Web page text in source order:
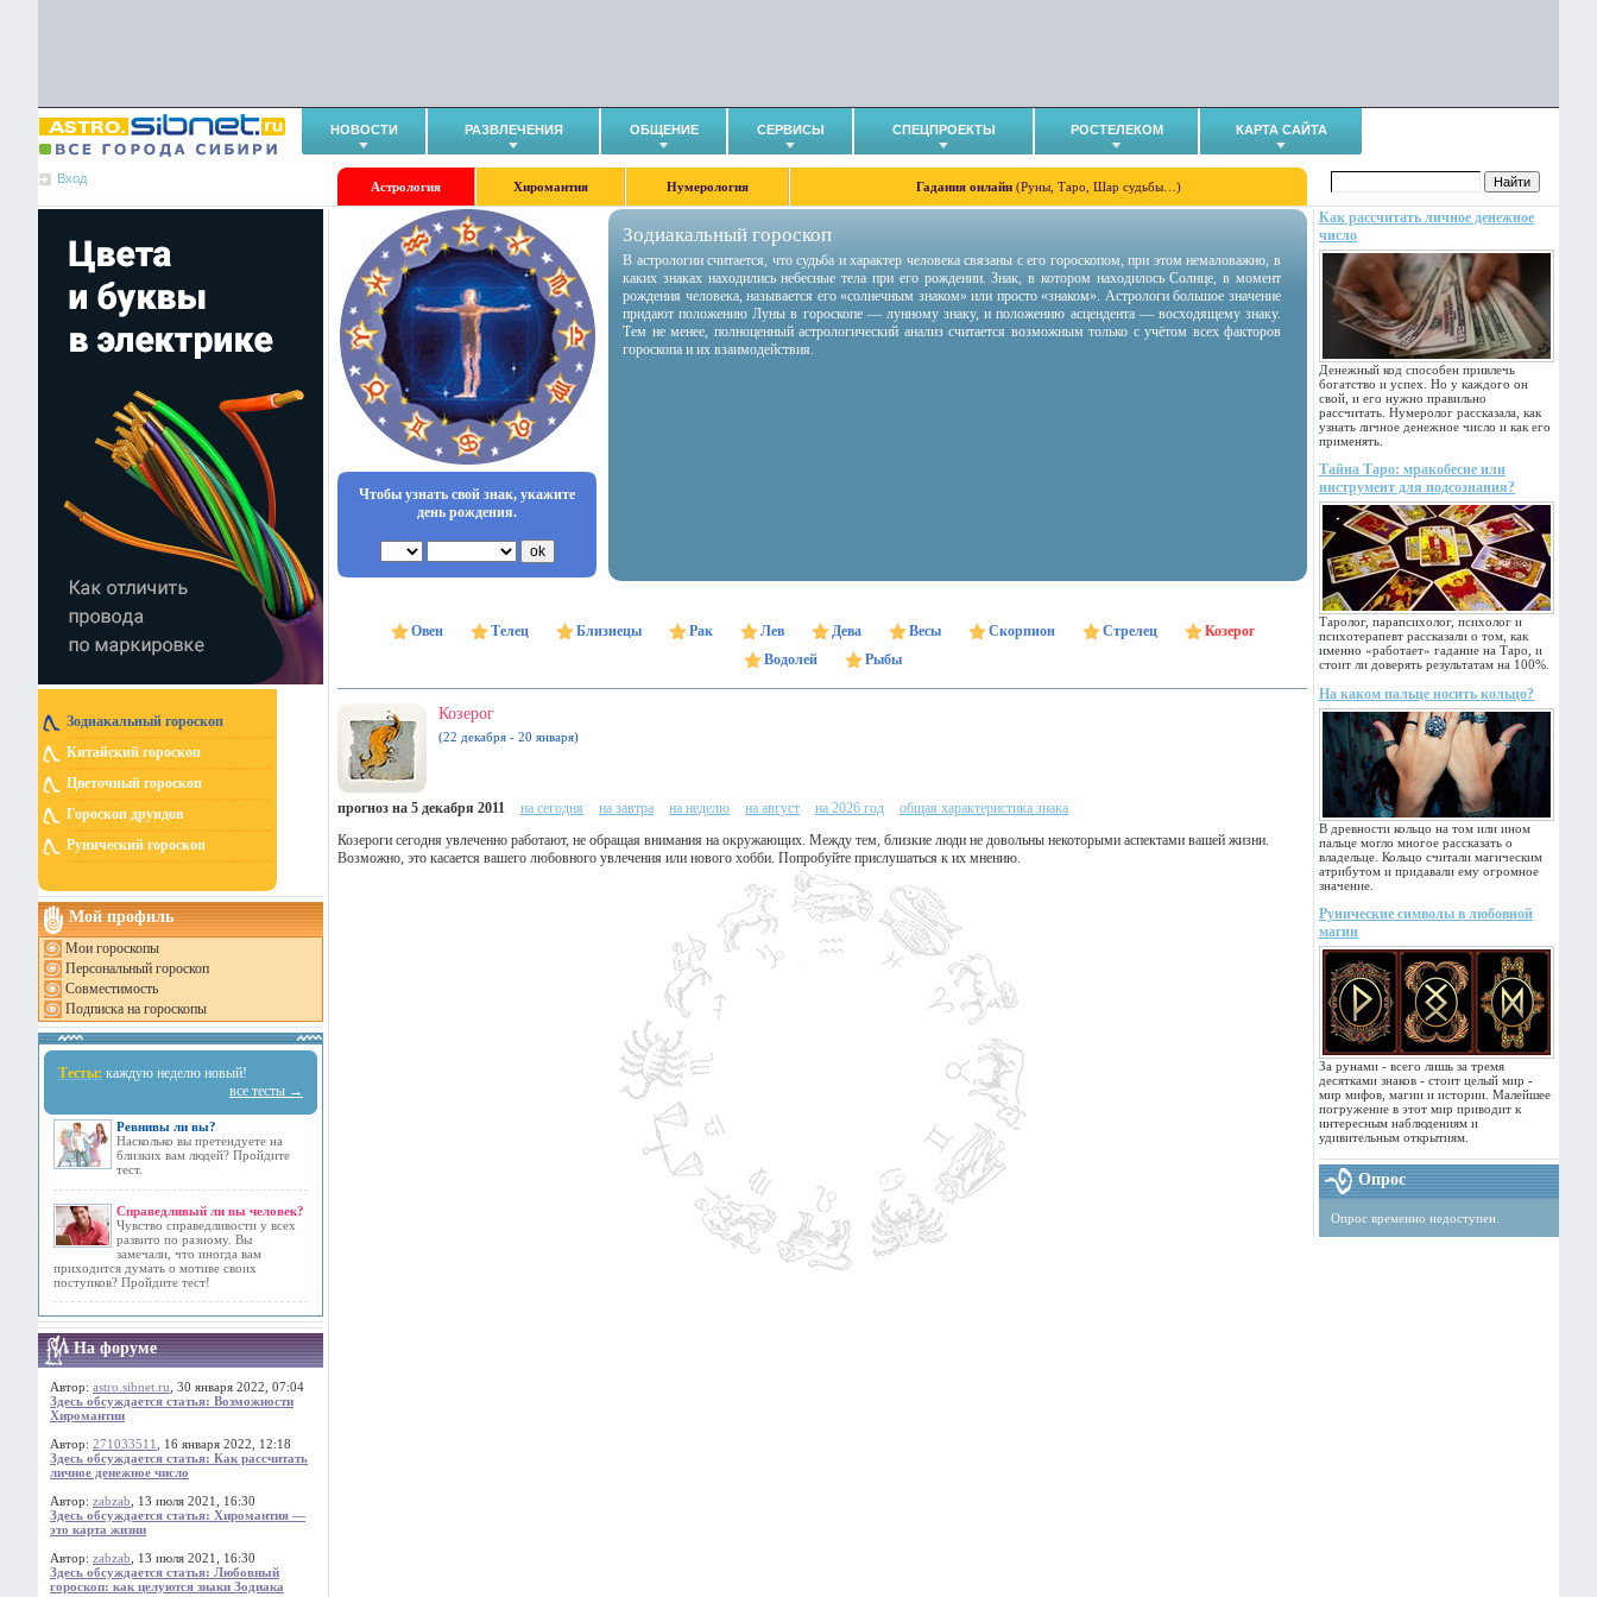
НОВОСТИ РАЗВЛЕЧЕНИЯ ОБЩЕНИЕ СЕРВИСЫ СПЕЦПРОЕКТЫ РОСТЕЛЕКОМ КАРТА САЙТА
Вход
Астрология Хиромантия Нумерология Гадания онлайн (Руны, Таро, Шар судьбы…)
Зодиакальный гороскоп
Китайский гороскоп
Цветочный гороскоп
Гороскоп друидов
Рунический гороскоп
Мой профиль
Мои гороскопы
Персональный гороскоп
Совместимость
Подписка на гороскопы
Тесты: каждую неделю новый!
все тесты →
Ревнивы ли вы?
Насколько вы претендуете на
близких вам людей? Пройдите
тест.
Справедливый ли вы человек?
Чувство справедливости у всех
развито по разному. Вы
замечали, что иногда вам
приходится думать о мотиве своих
поступков? Пройдите тест!
На форуме
Автор: astro.sibnet.ru , 30 января 2022, 07:04
Здесь обсуждается статья: Возможности
Хиромантии
Автор: 271033511
, 16 января 2022, 12:18
Здесь обсуждается статья: Как рассчитать
личное денежное число
Автор: zabzab , 13 июля 2021, 16:30
Здесь обсуждается статья: Хиромантия —
это карта жизни
Автор: zabzab , 13 июля 2021, 16:30
Здесь обсуждается статья: Любовный
гороскоп: как целуются знаки Зодиака
Как рассчитать личное денежное
число
Денежный код способен привлечь
богатство и успех. Но у каждого он
свой, и его нужно правильно
рассчитать. Нумеролог рассказала, как
узнать личное денежное число и как его
применять.
Тайна Таро: мракобесие или
инструмент для подсознания?
Таролог, парапсихолог, психолог и
психотерапевт рассказали о том, как
именно «работает» гадание на Таро, и
стоит ли доверять результатам на 100%.
На каком пальце носить кольцо?
В древности кольцо на том или ином
пальце могло многое рассказать о
владельце. Кольцо считали магическим
атрибутом и придавали ему огромное
значение.
Рунические символы в любовной
магии
За рунами - всего лишь за тремя
десятками знаков - стоит целый мир -
мир мифов, магии и истории. Малейшее
погружение в этот мир приводит к
интересным наблюдениям и
удивительным открытиям.
Опрос
Опрос временно недоступен.
Чтобы узнать свой знак, укажите
день рождения.
Зодиакальный гороскоп
В астрологии считается, что судьба и характер человека связаны с его гороскопом, при этом немаловажно, в
каких знаках находились небесные тела при его рождении. Знак, в котором находилось Солнце, в момент
рождения человека, называется его «солнечным знаком» или просто «знаком». Астрологи большое значение
придают положению Луны в гороскопе — лунному знаку, и положению асцендента — восходящему знаку.
Тем не менее, полноценный астрологический анализ считается возможным только с учётом всех факторов
гороскопа и их взаимодействия.
Овен Телец Близнецы Рак Лев Дева Весы Скорпион Стрелец
Козерог
Водолей
Рыбы
Козерог
(22 декабря - 20 января)
прогноз на 5 декабря 2011 на сегодня на завтра на неделю на август на 2026 год
общая характеристика знака
Козероги сегодня увлеченно работают, не обращая внимания на окружающих. Между тем, близкие люди не довольны некоторыми аспектами вашей жизни.
Возможно, это касается вашего любовного увлечения или нового хобби. Попробуйте прислушаться к их мнению.